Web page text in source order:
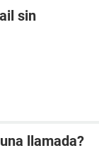
sin
llamada?